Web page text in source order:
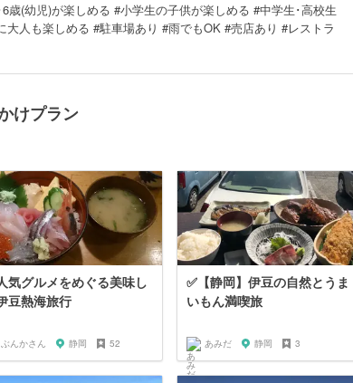
歳(幼児)が楽しめる #小学生の子供が楽しめる #中学生･高校生
人も楽しめる #駐車場あり #雨でもOK #売店あり #レストラ
けプラン
気グルメをめぐる美味し
豆熱海旅行
ぶんかさん 静岡 52
✅【静岡】伊豆の自然とうま
いもん満喫旅
あみだ 静岡 3